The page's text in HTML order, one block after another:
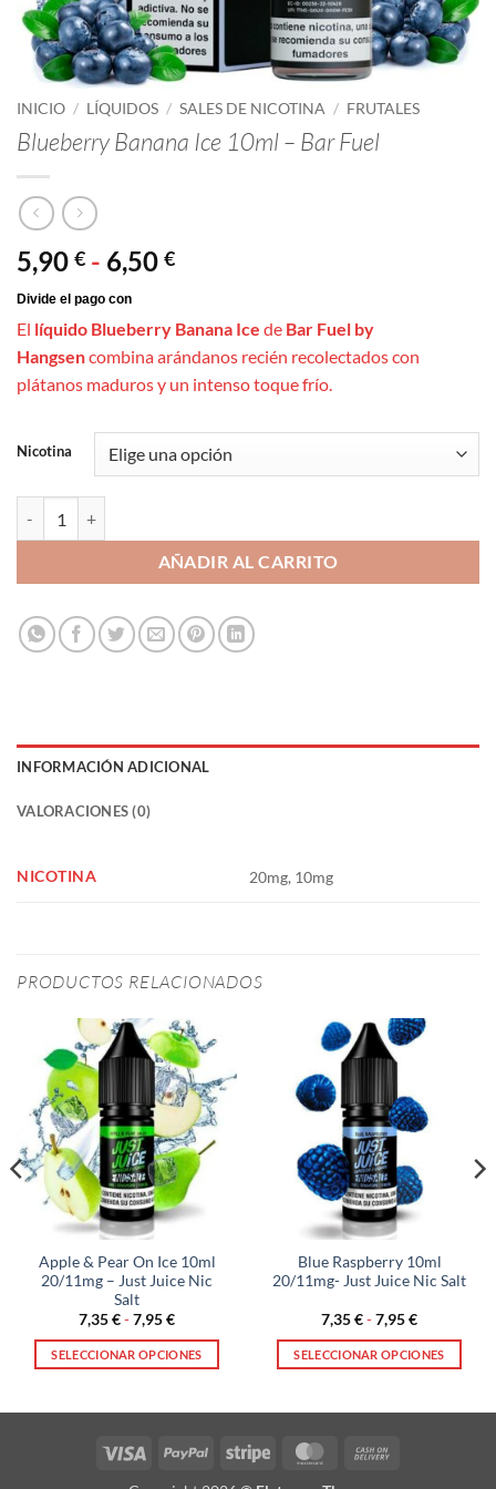
INICIO / LÍQUIDOS / SALES DE NICOTINA / FRUTALES
Blueberry Banana Ice 10ml – Bar Fuel
5,90 € - 6,50 €Rango
desde
5,90 €
hasta
El líquido Blueberry Banana Ice de Bar Fuel by
Hangsencombina arándanos recién recolectados con
plátanos maduros y un intenso toque frío.
Nicotina
AÑADIR AL CARRITO
INFORMACIÓN ADICIONAL
VALORACIONES (0)
NICOTINA 20mg, 10mg
PRODUCTOS RELACIONADOS
Apple & Pear On Ice 10ml
20/11mg – Just Juice Nic
Salt
7,35€-7,95€Rango
precios:
desde
SELECCIONAR OPCIONES
múltiples
Blue Raspberry 10ml
20/11mg- Just Juice Nic Salt
7,35€-7,95€Rango
precios:
desde
SELECCIONAR OPCIONES
múltiples
Visa PayPal Stripe MasterCard